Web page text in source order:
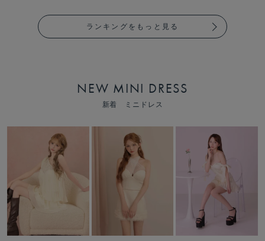
ランキングをもっと見る
NEW MINI DRESS
新着 ミニドレス